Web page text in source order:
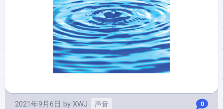
2021年9月6日 by XWJ 声音 0